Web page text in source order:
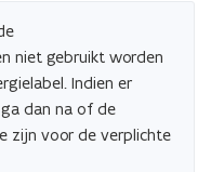
niet gebruikt worden
Indien er
dan na of de
zijn voor de verplichte